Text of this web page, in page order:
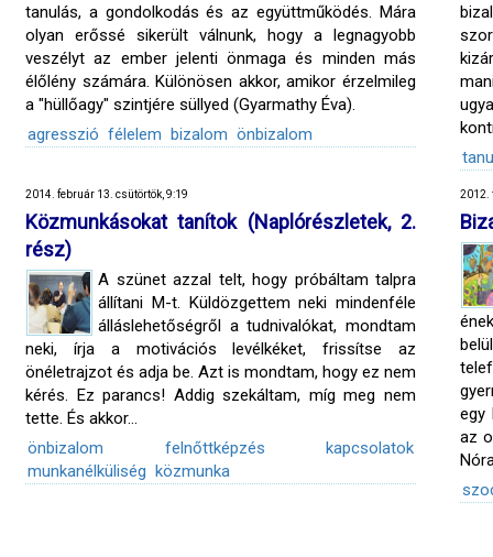
tanulás, a gondolkodás és az együttműködés. Mára
olyan erőssé sikerült válnunk, hogy a legnagyobb
veszélyt az ember jelenti önmaga és minden más
élőlény számára. Különösen akkor, amikor érzelmileg
a "hüllőagy" szintjére süllyed (Gyarmathy Éva).
agresszió félelem bizalom önbizalom
2014. február 13. csütörtök, 9:19
Közmunkásokat tanítok (Naplórészletek, 2.
rész)
A szünet azzal telt, hogy próbáltam talpra
állítani M-t. Küldözgettem neki mindenféle
álláslehetőségről a tudnivalókat, mondtam
neki, írja a motivációs levélkéket, frissítse az
önéletrajzot és adja be. Azt is mondtam, hogy ez nem
kérés. Ez parancs! Addig szekáltam, míg meg nem
tette. És akkor...
önbizalom
felnőttképzés
kapcsolatok
munkanélküliség közmunka
2012.
egy
az